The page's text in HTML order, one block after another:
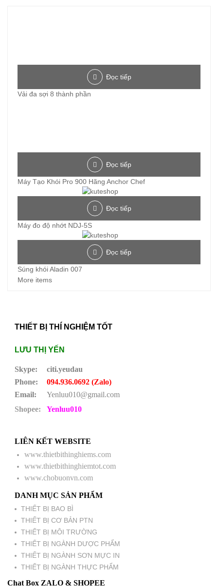
Đọc tiếp
Vải đa sợi 8 thành phần
Đọc tiếp
Máy Tạo Khói Pro 900 Hãng Anchor Chef
Đọc tiếp
Máy đo độ nhớt NDJ-5S
Đọc tiếp
Súng khói Aladin 007
More items
THIẾT BỊ THÍ NGHIỆM TỐT
LƯU THỊ YẾN
Skype:
citi.yeudau
Phone:
094.936.0692 (Zalo)
Email:
Yenluu010@gmail.com
Shopee:
Yenluu010
LIÊN KẾT WEBSITE
www.thietbithinghiems.com
www.thietbithinghiemtot.com
www.chobuonvn.com
DANH MỤC SẢN PHẨM
THIẾT BỊ BAO BÌ
THIẾT BỊ CƠ BẢN PTN
THIẾT BỊ MÔI TRƯỜNG
THIẾT BỊ NGÀNH DƯỢC PHẨM
THIẾT BỊ NGÀNH SƠN MỰC IN
THIẾT BỊ NGÀNH THỰC PHẨM
Chat Box ZALO & SHOPEE